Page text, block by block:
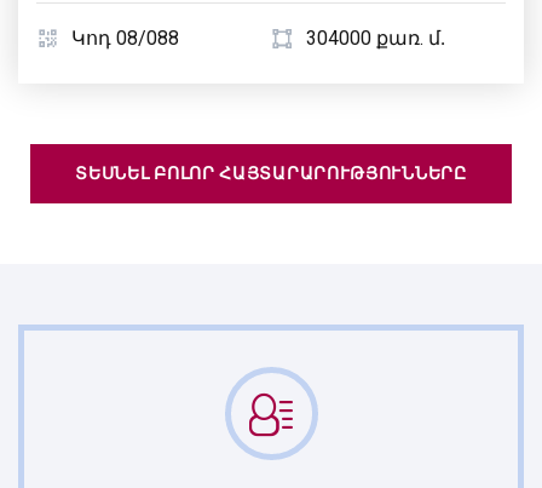
Կոդ 08/088 304000 քառ. մ․
ՏԵՍՆԵԼ ԲՈԼՈՐ ՀԱՅՏԱՐԱՐՈՒԹՅՈՒՆՆԵՐԸ